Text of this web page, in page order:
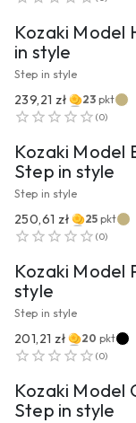
Kozaki Model
in style
Step in style
239,21 zł 23 pkt
(0)
Kozaki Model
Step in style
Step in style
250,61 zł 25 pkt
(0)
Kozaki Model
style
Step in style
201,21 zł 20 pkt
(0)
Kozaki Model
Step in style